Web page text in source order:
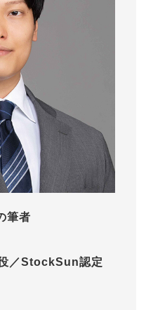
筆者
／StockSun認定